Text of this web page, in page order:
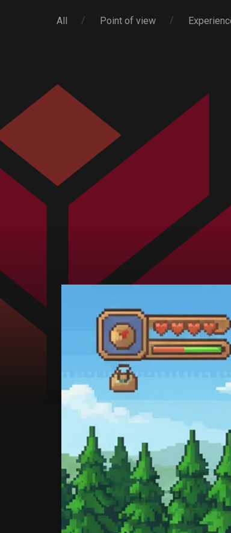
All Point of view